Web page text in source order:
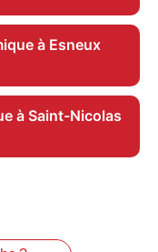
à Esneux
à Saint-Nicolas